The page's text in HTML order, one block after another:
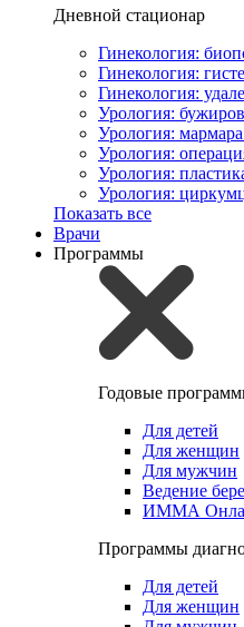
Дневной стационар
Гинекология:
Гинекология:
Гинекология:
Урология:
Урология:
Урология:
Урология:
Урология:
Показать все
Врачи
Программы
Годовые
Для детей
Для женщин
Для мужчин
Ведение
ИММА
Программы
Для детей
Для женщин